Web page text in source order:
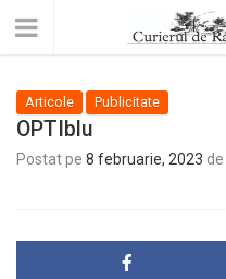
Articole Publicitate
OPTIblu
Postat pe 8 februarie, 2023 de